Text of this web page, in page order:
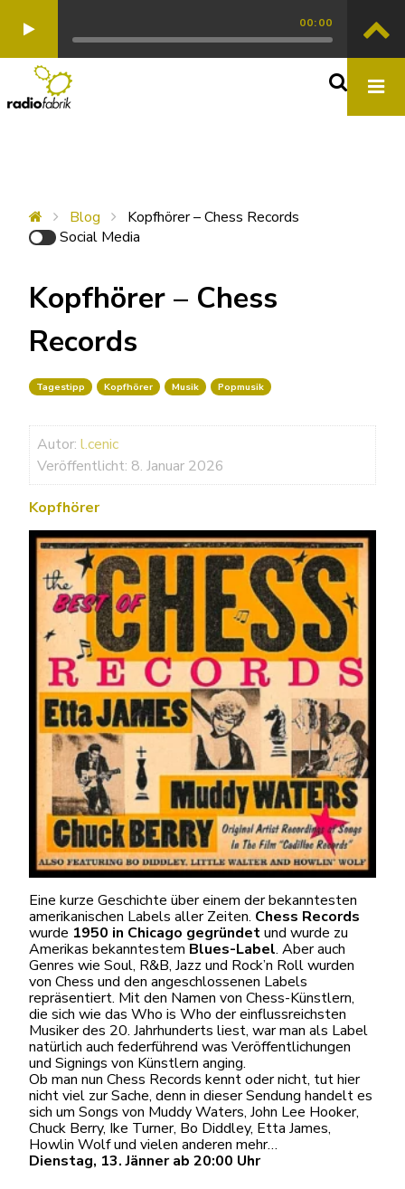
00:00
Blog
Kopfhörer – Chess Records
Social Media
Kopfhörer – Chess
Records
Tagestipp Kopfhörer Musik Popmusik
Autor: l.cenic
Veröffentlicht: 8. Januar 2026
Kopfhörer
Eine kurze Geschichte über einem der bekanntesten
amerikanischen Labels aller Zeiten. Chess Records
wurde 1950 in Chicago gegründetund wurde zu
Amerikas bekanntestem Blues-Label. Aber auch
Genres wie Soul, R&B, Jazz und Rock’n Roll wurden
von Chess und den angeschlossenen Labels
repräsentiert. Mit den Namen von Chess-Künstlern,
die sich wie das Who is Who der einflussreichsten
Musiker des 20. Jahrhunderts liest, war man als Label
natürlich auch federführend was Veröffentlichungen
und Signings von Künstlern anging.
Ob man nun Chess Records kennt oder nicht, tut hier
nicht viel zur Sache, denn in dieser Sendung handelt es
sich um Songs von Muddy Waters, John Lee Hooker,
Chuck Berry, Ike Turner, Bo Diddley, Etta James,
Howlin Wolf und vielen anderen mehr…
Dienstag, 13. Jänner ab 20:00 Uhr